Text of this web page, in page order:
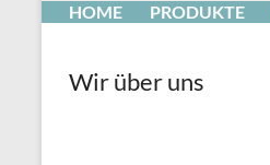
HOME
PRODUKTE
Wir über uns